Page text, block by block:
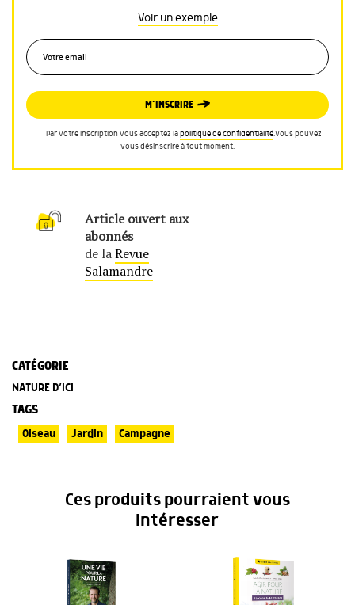
Voir un exemple
M’INSCRIRE
Par votre inscription vous acceptez la politique de confidentialité.Vous pouvez
vous désinscrire à tout moment.
Article ouvert aux
abonnés
de laRevue
Salamandre
CATÉGORIE
NATURE D’ICI
TAGS
Oiseau Jardin Campagne
Ces produits pourraient vous
intéresser